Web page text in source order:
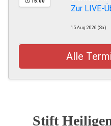
Zur LIVE-
15.Aug.2026 (Sa)
Alle
Stift